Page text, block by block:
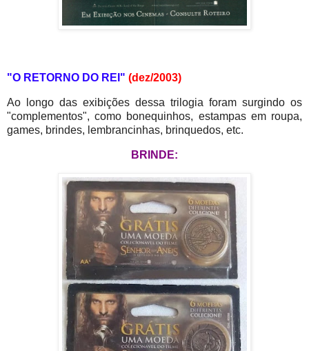
"O RETORNO DO REI" (dez/2003)
Ao longo das exibições dessa trilogia foram surgindo os
"complementos", como bonequinhos, estampas em roupa,
games, brindes, lembrancinhas, brinquedos, etc.
BRINDE: